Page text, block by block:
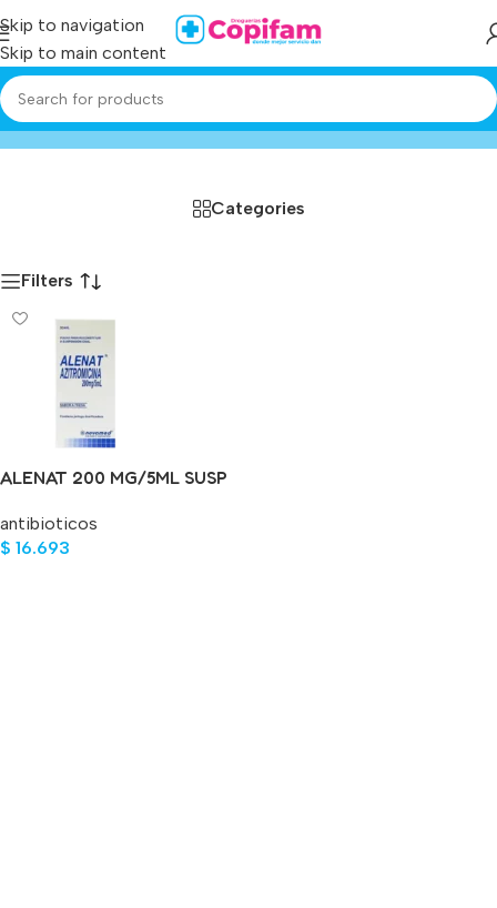
Skip to navigation
Skip to main content
alenatHome/Producto
Categories
Filters
ALENAT 200 MG/5ML SUSP
antibioticos
$ 16.693